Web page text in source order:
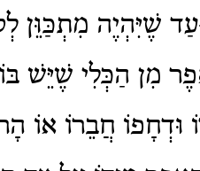
שֶׁיִּהְיֶה מִתְכַּוֵּן
מִן הַכְּלִי שֶׁיֵּשׁ
חֲבֵרוֹ אוֹ